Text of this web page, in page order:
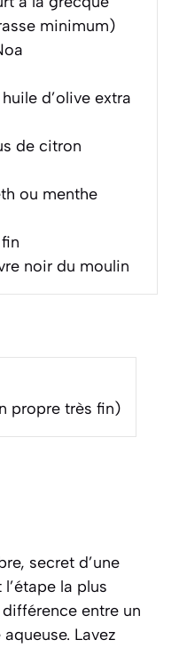
minimum)
d’olive extra
de citron
ou menthe
noir du moulin
propre très fin)
secret d’une
la plus
entre un
Lavez